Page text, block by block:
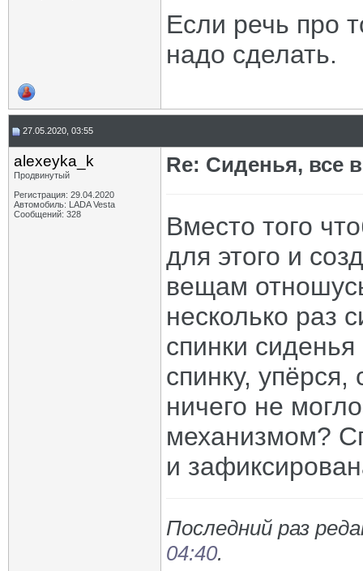
Если речь про
надо сделать.
27.05.2020, 03:55
alexeyka_k
Продвинутый
Регистрация: 29.04.2020
Автомобиль: LADA Vesta
Сообщений: 328
Re: Сиденья, все
Вместо того
для этого и
вещам
несколько раз
спинки
спинку,
ничего не
механизмом?
и
Последний раз
04:40.